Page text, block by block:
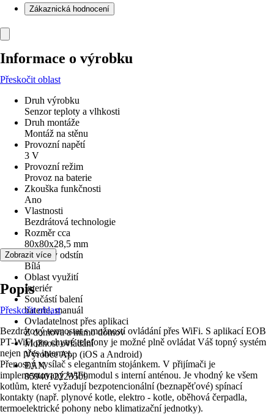
Zákaznická hodnocení
Informace o výrobku
Přeskočit oblast
Druh výrobku
Senzor teploty a vlhkosti
Druh montáže
Montáž na stěnu
Provozní napětí
3 V
Provozní režim
Provoz na baterie
Zkouška funkčnosti
Ano
Vlastnosti
Bezdrátová technologie
Rozměr cca
80x80x28,5 mm
Barevný odstín
Bílá
Oblast využití
Interiér
Součástí balení
baterie, manuál
Ovladatelnost přes aplikaci
Z domova a mimo domov
Možnost ovládání
Výrobce App (iOS a Android)
EAN
8594012223509
Zobrazit více
Popis
Přeskočit oblast
Bezdrátový termostat s možností ovládání přes WiFi. S aplikací EOB
PT-WiFi pro chytré telefony je možné plně ovládat Váš topný systém
nejen přes internet.
Přenosný vysílač s elegantním stojánkem. V přijímači je
implementovaný WiFi modul s interní anténou. Je vhodný ke všem
kotlům, které vyžadují bezpotencionální (beznapěťové) spínací
kontakty (např. plynové kotle, elektro - kotle, oběhová čerpadla,
termoelektrické pohony nebo klimatizační jednotky).